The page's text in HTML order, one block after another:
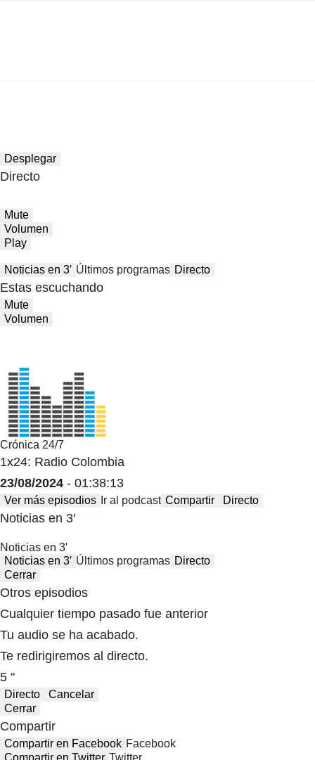
Desplegar
Directo
Mute
Volumen
Play
Noticias en 3′ Últimos programas Directo
Estas escuchando
Mute
Volumen
Crónica 24/7
1x24: Radio Colombia
23/08/2024 - 01:38:13
Ver más episodios Ir al podcast Compartir Directo
Noticias en 3′
Noticias en 3′
Noticias en 3′ Últimos programas Directo
Cerrar
Otros episodios
Cualquier tiempo pasado fue anterior
Tu audio se ha acabado.
Te redirigiremos al directo.
5 "
Directo
Cancelar
Cerrar
Compartir
Compartir en Facebook Facebook